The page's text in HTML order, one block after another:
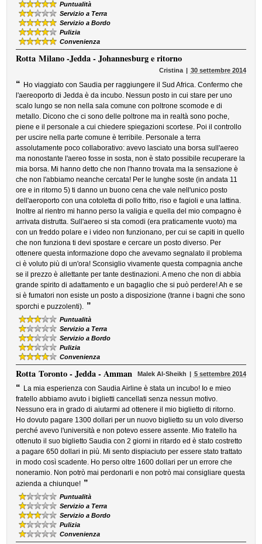
Puntualità
Servizio a Terra
Servizio a Bordo
Pulizia
Convenienza
RottaMilano -Jedda - Johannesburg e ritorno
Cristina 30 settembre 2014
“ Ho viaggiato con Saudia per raggiungere il Sud Africa. Confermo che
l'aereoporto di Jedda è da incubo. Nessun posto in cui stare per uno
scalo lungo se non nella sala comune con poltrone scomode e di
metallo. Dicono che ci sono delle poltrone ma in realtà sono poche,
piene e il personale a cui chiedere spiegazioni scortese. Poi il controllo
per uscire nella parte comune è terribile. Personale a terra
assolutamente poco collaborativo: avevo lasciato una borsa sull'aereo
ma nonostante l'aereo fosse in sosta, non è stato possibile recuperare la
mia borsa. Mi hanno detto che non l'hanno trovata ma la sensazione è
che non l'abbiamo neanche cercata! Per le lunghe soste (in andata 11
ore e in ritorno 5) ti danno un buono cena che vale nell'unico posto
dell'aeroporto con una cotoletta di pollo fritto, riso e fagioli e una lattina.
Inoltre al rientro mi hanno perso la valigia e quella del mio compagno è
arrivata distrutta. Sull'aereo si sta comodi (era praticamente vuoto) ma
con un freddo polare e i video non funzionano, per cui se capiti in quello
che non funziona ti devi spostare e cercare un posto diverso. Per
ottenere questa informazione dopo che avevamo segnalato il problema
ci è voluto più di un'ora! Sconsiglio vivamente questa compagnia anche
se il prezzo è allettante per tante destinazioni. A meno che non di abbia
grande spirito di adattamento e un bagaglio che si può perdere! Ah e se
si è fumatori non esiste un posto a disposizione (tranne i bagni che sono
sporchi e puzzolenti). ”
Puntualità
Servizio a Terra
Servizio a Bordo
Pulizia
Convenienza
RottaToronto - Jedda - Amman Malek Al-Sheikh 5 settembre 2014
“ La mia esperienza con Saudia Airline è stata un incubo! Io e mieo
fratello abbiamo avuto i biglietti cancellati senza nessun motivo.
Nessuno era in grado di aiutarmi ad ottenere il mio biglietto di ritorno.
Ho dovuto pagare 1300 dollari per un nuovo biglietto su un volo diverso
perché avevo l'università e non potevo essere assente. Mio fratello ha
ottenuto il suo biglietto Saudia con 2 giorni in ritardo ed è stato costretto
a pagare 650 dollari in più. Mi sento dispiaciuto per essere stato trattato
in modo così scadente. Ho perso oltre 1600 dollari per un errore che
noneramio. Non potrò mai perdonarli e non potrò mai consigliare questa
azienda a chiunque! ”
Puntualità
Servizio a Terra
Servizio a Bordo
Pulizia
Convenienza